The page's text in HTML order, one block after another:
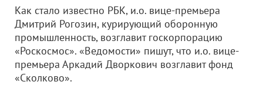
Как стало известно РБК, и.о. вице-премьера
Дмитрий Рогозин, курирующий оборонную
промышленность, возглавит госкорпорацию
«Роскосмос». «Ведомости» пишут, что и.о. вице-
премьера Аркадий Дворкович возглавит фонд
«Сколково».